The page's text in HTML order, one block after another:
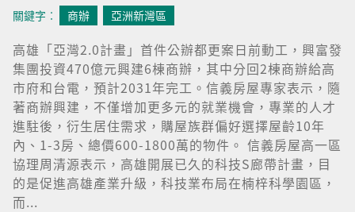
關鍵字︰ 商辦 亞洲新灣區
高雄「亞灣2.0計畫」首件公辦都更案日前動工，興富發
集團投資470億元興建6棟商辦，其中分回2棟商辦給高
市府和台電，預計2031年完工。信義房屋專家表示，隨
著商辦興建，不僅增加更多元的就業機會，專業的人才
進駐後，衍生居住需求，購屋族群偏好選擇屋齡10年
內、1-3房、總價600-1800萬的物件。 信義房屋高一區
協理周清源表示，高雄開展已久的科技S廊帶計畫，目
的是促進高雄產業升級，科技業布局在楠梓科學園區，
而...